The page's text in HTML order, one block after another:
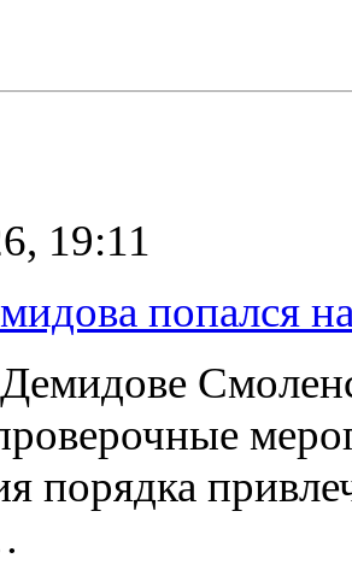
19:11
попался
порядка